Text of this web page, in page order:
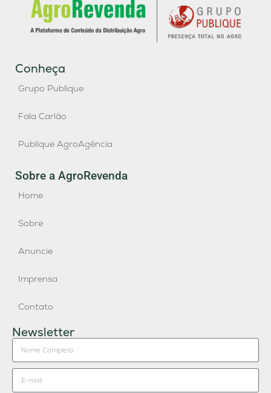
Conheça
Grupo Publique
Fala Carlão
Publique AgroAgência
Sobre a AgroRevenda
Home
Sobre
Anuncie
Imprensa
Contato
Newsletter